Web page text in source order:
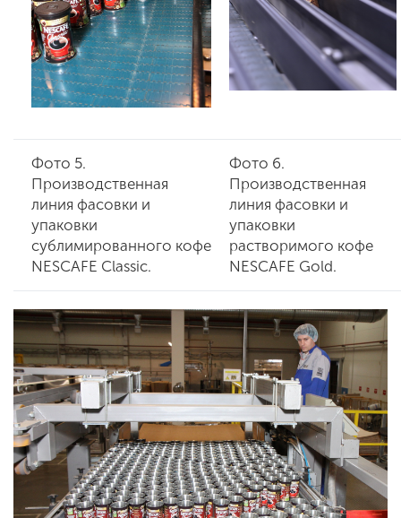
Фото 5.
Производственная
линия фасовки и
упаковки
сублимированного кофе
NESCAFE Classic.
Фото 6.
Производственная
линия фасовки и
упаковки
растворимого кофе
NESCAFE Gold.